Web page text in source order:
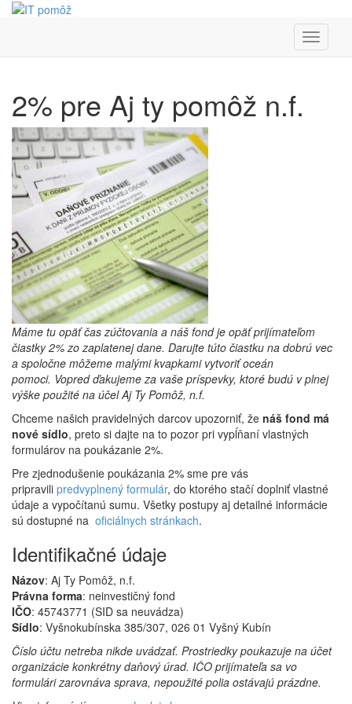
Toggle
2% pre Aj ty pomôž n.f.
Máme tu opäť čas zúčtovania a náš fond je opäť prijímateľom
čiastky 2% zo zaplatenej dane. Darujte túto čiastku na dobrú vec
a spoločne môžeme malými kvapkami vytvoriť oceán
pomoci. Vopred ďakujeme za vaše príspevky, ktoré budú v plnej
výške použité na účel Aj Ty Pomôž, n.f.
Chceme našich pravidelných darcov upozorniť, že náš fond má
nové sídlo, preto si dajte na to pozor pri vypĺňaní vlastných
formulárov na poukázanie 2%.
Pre zjednodušenie poukázania 2% sme pre vás
pripravili predvyplnený formulár, do ktorého stačí doplniť vlastné
údaje a vypočítanú sumu. Všetky postupy aj detailné informácie
sú dostupné na oficiálnych stránkach.
Identifikačné údaje
Názov: Aj Ty Pomôž, n.f.
Právna forma: neinvestičný fond
IČO: 45743771 (SID sa neuvádza)
Sídlo: Vyšnokubínska 385/307, 026 01 Vyšný Kubín
Číslo účtu netreba nikde uvádzať. Prostriedky poukazuje na účet
organizácie konkrétny daňový úrad. IČO prijímateľa sa vo
formulári zarovnáva sprava, nepoužité polia ostávajú prázdne.